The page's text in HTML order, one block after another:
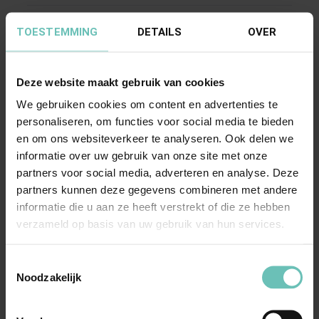
TOESTEMMING DETAILS OVER
Deze website maakt gebruik van cookies
We gebruiken cookies om content en advertenties te
personaliseren, om functies voor social media te bieden
en om ons websiteverkeer te analyseren. Ook delen we
informatie over uw gebruik van onze site met onze
partners voor social media, adverteren en analyse. Deze
partners kunnen deze gegevens combineren met andere
informatie die u aan ze heeft verstrekt of die ze hebben
verzameld op basis van uw gebruik van hun services.
Noodzakelijk
06 FEBRUARI 2026
Uitspraak Hoge Raad: Arbeidsrecht
25/00184)
Ontslag wegens bedrijfseconomische redenen.